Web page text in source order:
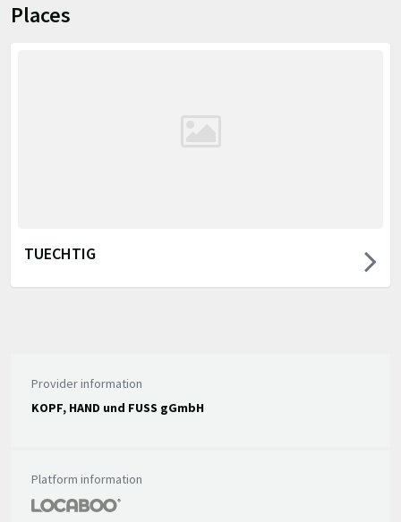
Places
TUECHTIG
Provider information
KOPF, HAND und FUSS gGmbH
Platform information